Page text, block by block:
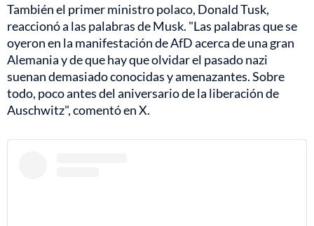
También el primer ministro polaco, Donald Tusk,
reaccionó a las palabras de Musk. "Las palabras que se
oyeron en la manifestación de AfD acerca de una gran
Alemania y de que hay que olvidar el pasado nazi
suenan demasiado conocidas y amenazantes. Sobre
todo, poco antes del aniversario de la liberación de
Auschwitz", comentó en X.